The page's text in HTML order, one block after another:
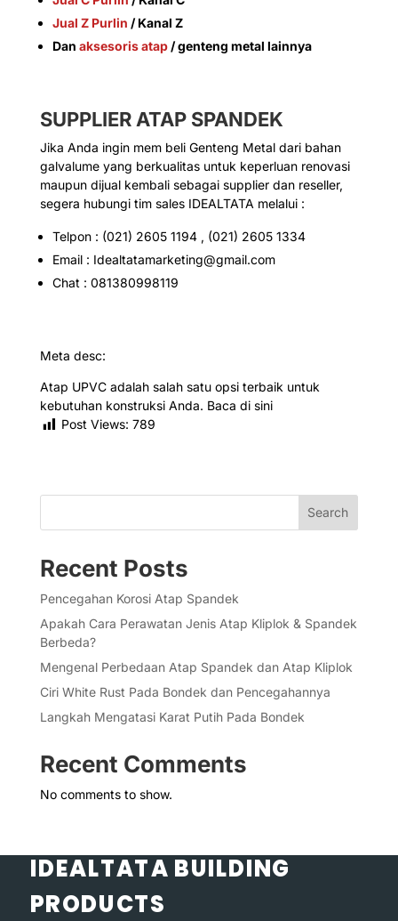
Jual Z Purlin / Kanal Z
Dan aksesoris atap/ genteng metal lainnya
SUPPLIER ATAP SPANDEK
Jika Anda ingin mem beli Genteng Metal dari bahan
galvalume yang berkualitas untuk keperluan renovasi
maupun dijual kembali sebagai supplier dan reseller,
segera hubungi tim sales IDEALTATA melalui :
Telpon : (021) 2605 1194 , (021) 2605 1334
Email : Idealtatamarketing@gmail.com
Chat : 081380998119
Meta desc:
Atap UPVC adalah salah satu opsi terbaik untuk
kebutuhan konstruksi Anda. Baca di sini
Post Views: 789
Search
Recent Posts
Pencegahan Korosi Atap Spandek
Apakah Cara Perawatan Jenis Atap Kliplok & Spandek
Berbeda?
Mengenal Perbedaan Atap Spandek dan Atap Kliplok
Ciri White Rust Pada Bondek dan Pencegahannya
Langkah Mengatasi Karat Putih Pada Bondek
Recent Comments
No comments to show.
IDEALTATA BUILDING
PRODUCTS